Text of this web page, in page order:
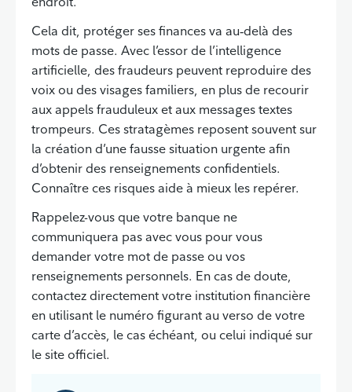
Cela dit, protéger ses finances va au‑delà des
mots de passe. Avec l’essor de l’intelligence
artificielle, des fraudeurs peuvent reproduire des
voix ou des visages familiers, en plus de recourir
aux appels frauduleux et aux messages textes
trompeurs. Ces stratagèmes reposent souvent sur
la création d’une fausse situation urgente afin
d’obtenir des renseignements confidentiels.
Connaître ces risques aide à mieux les repérer.
Rappelez-vous que votre banque ne
communiquera pas avec vous pour vous
demander votre mot de passe ou vos
renseignements personnels. En cas de doute,
contactez directement votre institution financière
en utilisant le numéro figurant au verso de votre
carte d’accès, le cas échéant, ou celui indiqué sur
le site officiel.